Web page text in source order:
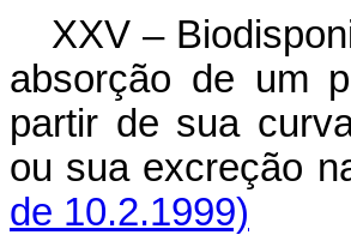
XXV –
absorção de um
partir de sua
ou sua
de 10.2.1999)